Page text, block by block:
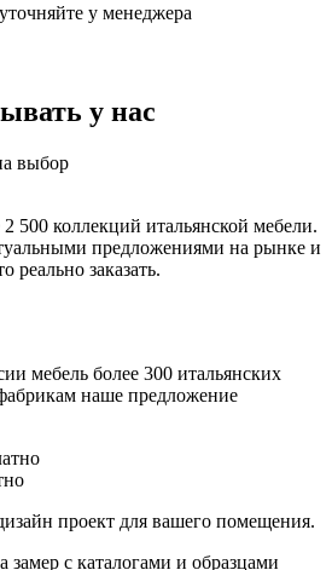
у менеджера
у нас
500 коллекций итальянской мебели.
предложениями на рынке и
реально заказать.
мебель более 300 итальянских
наше предложение
проект для вашего помещения.